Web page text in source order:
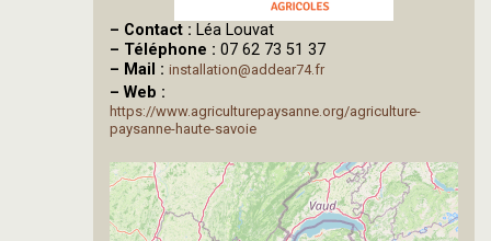
– Contact : Léa Louvat
– Téléphone : 07 62 73 51 37
– Mail : installation@addear74.fr
– Web :
https://www.agriculturepaysanne.org/agriculture-
paysanne-haute-savoie